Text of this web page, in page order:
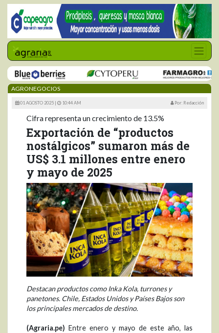
AGRONEGOCIOS
01 AGOSTO 2025 | 10:44 AM Por: Redacción
Cifra representa un crecimiento de 13.5%
Exportación de “productos
nostálgicos” sumaron más de
US$ 3.1 millones entre enero
y mayo de 2025
Destacan productos como Inka Kola, turrones y
panetones. Chile, Estados Unidos y Países Bajos son
los principales mercados de destino.
(Agraria.pe) Entre enero y mayo de este año, las